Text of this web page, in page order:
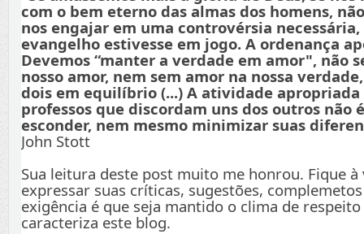
com o bem eterno das almas dos homens,
nos engajar em uma controvérsia
evangelho estivesse em jogo. A ordenança
Devemos “manter a verdade em amor", não
nosso amor, nem sem amor na nossa
dois em equilíbrio (...) A atividade apropriada
professos que discordam uns dos outros não
esconder, nem mesmo minimizar suas
John Stott
Sua leitura deste post muito me honrou. Fique à
expressar suas críticas, sugestões,
exigência é que seja mantido o clima de
caracteriza este blog.